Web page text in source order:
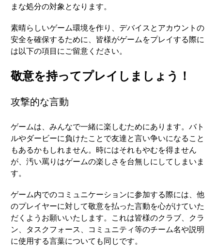
まな処分の対象となります。
素晴らしいゲーム環境を作り、デバイスとアカウントの
安全を確保するために、皆様がゲームをプレイする際に
は以下の項目にご留意ください。
敬意を持ってプレイしましょう！
攻撃的な言動
ゲームは、みんなで一緒に楽しむためにあります。バト
ルやダービーに負けたことで友達と言い争いになること
もあるかもしれません。時にはそれもやむを得ません
が、汚い罵りはゲームの楽しさを台無しにしてしまいま
す。
ゲーム内でのコミュニケーションに参加する際には、他
のプレイヤーに対して敬意を払った言動を心がけていた
だくようお願いいたします。これは皆様のクラブ、クラ
ン、タスクフォース、コミュニティ等のチーム名や説明
に使用する言葉についても同じです。